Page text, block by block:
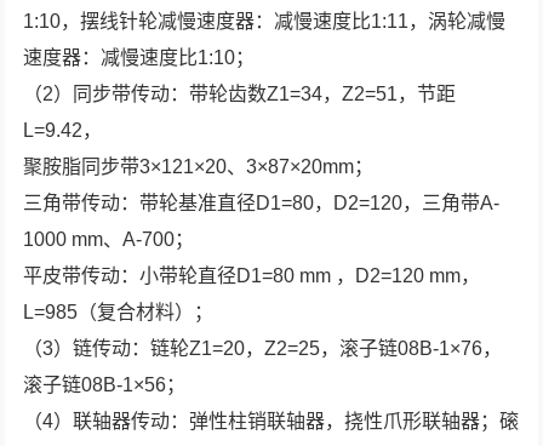
1:10，摆线针轮减慢速度器：减慢速度比1:11，涡轮减慢
速度器：减慢速度比1:10；
（2）同步带传动：带轮齿数Z1=34，Z2=51，节距
L=9.42，
聚胺脂同步带3×121×20、3×87×20mm；
三角带传动：带轮基准直径D1=80，D2=120，三角带A-
1000 mm、A-700；
平皮带传动：小带轮直径D1=80 mm ，D2=120 mm，
L=985（复合材料）；
（3）链传动：链轮Z1=20，Z2=25，滚子链08B-1×76，
滚子链08B-1×56；
（4）联轴器传动：弹性柱销联轴器，挠性爪形联轴器；磙